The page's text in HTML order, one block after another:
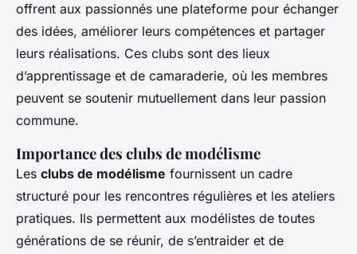
offrent aux passionnés une plateforme pour échanger
des idées, améliorer leurs compétences et partager
leurs réalisations. Ces clubs sont des lieux
d’apprentissage et de camaraderie, où les membres
peuvent se soutenir mutuellement dans leur passion
commune.
Importance des clubs de modélisme
Les clubs de modélisme fournissent un cadre
structuré pour les rencontres régulières et les ateliers
pratiques. Ils permettent aux modélistes de toutes
générations de se réunir, de s’entraider et de